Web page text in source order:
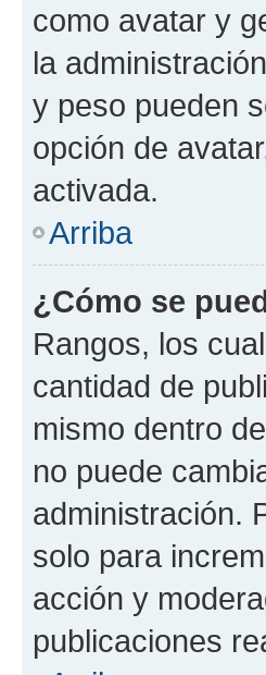
como avatar y
la
y peso pueden
opción de
activada.
Arriba
¿Cómo se
Rangos, los
cantidad de
mismo dentro
no puede
administración.
solo para
acción y
publicaciones